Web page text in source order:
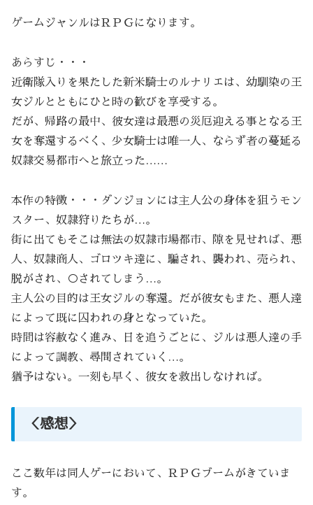
ゲームジャンルはＲＰＧになります。
あらすじ・・・
近衛隊入りを果たした新米騎士のルナリエは、幼馴染の王
女ジルとともにひと時の歓びを享受する。
だが、帰路の最中、彼女達は最悪の災厄迎える事となる王
女を奪還するべく、少女騎士は唯一人、ならず者の蔓延る
奴隷交易都市へと旅立った……
本作の特徴・・・ダンジョンには主人公の身体を狙うモン
スター、奴隷狩りたちが…。
街に出てもそこは無法の奴隷市場都市、隙を見せれば、悪
人、奴隷商人、ゴロツキ達に、騙され、襲われ、売られ、
脱がされ、○されてしまう…。
主人公の目的は王女ジルの奪還。だが彼女もまた、悪人達
によって既に囚われの身となっていた。
時間は容赦なく進み、日を追うごとに、ジルは悪人達の手
によって調教、尋問されていく…。
猶予はない。一刻も早く、彼女を救出しなければ。
＜感想＞
ここ数年は同人ゲーにおいて、ＲＰＧブームがきていま
す。